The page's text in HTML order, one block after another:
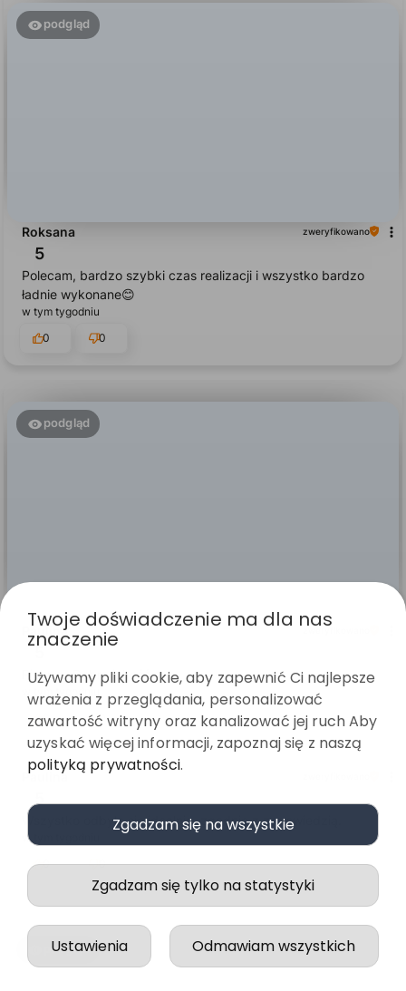
podgląd
Roksana zweryfikowano
5
Polecam, bardzo szybki czas realizacji i wszystko bardzo
ładnie wykonane😊
w tym tygodniu
0
0
podgląd
Paulina
5
Piękne . Dobra jakość
w tym tygodniu
0
0
Paulina
Wszystko odbyło się idealnie, zgodnie z zapowiedzią.
w tym tygodniu
0
0
podgląd
Twoje doświadczenie ma dla nas
znaczenie
Używamy pliki cookie, aby zapewnić Ci najlepsze
wrażenia z przeglądania, personalizować
zawartość witryny oraz kanalizować jej ruch Aby
uzyskać więcej informacji, zapoznaj się z naszą
polityką prywatności.
Zgadzam się na wszystkie
Zgadzam się tylko na statystyki
Ustawienia Odmawiam wszystkich